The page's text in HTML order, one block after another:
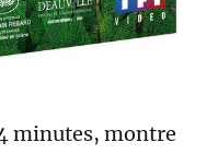
minutes, montre